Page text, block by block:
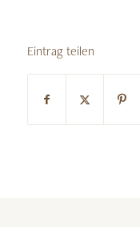
Eintrag teilen